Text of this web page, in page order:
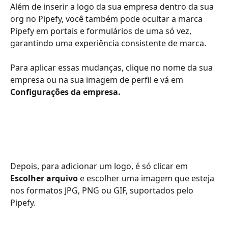
Além de inserir a logo da sua empresa dentro da sua
org no Pipefy, você também pode ocultar a marca
Pipefy em portais e formulários de uma só vez,
garantindo uma experiência consistente de marca.
Para aplicar essas mudanças, clique no nome da sua
empresa ou na sua imagem de perfil e vá em
Configurações da empresa.
Depois, para adicionar um logo, é só clicar em
Escolher arquivo e escolher uma imagem que esteja
nos formatos JPG, PNG ou GIF, suportados pelo
Pipefy.